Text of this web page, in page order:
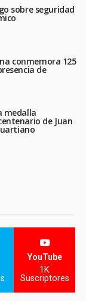
sobre seguridad
conmemora 125
de
medalla
de Juan
YouTube
1K
Suscriptores